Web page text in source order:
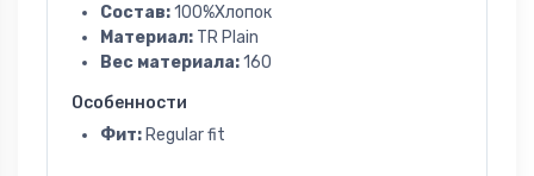
Состав:100%Хлопок
Материал: TR Plain
Вес материала:160
Особенности
Фит: Regular fit